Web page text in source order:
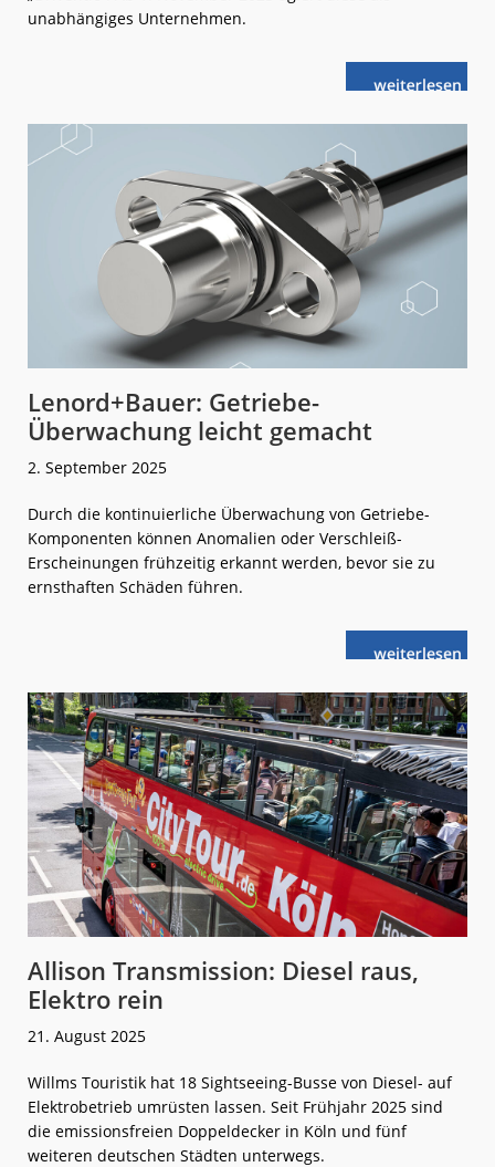
unabhängiges Unternehmen.
weiterlese
nBusworld:
Voith-
Marke
Lenord+Bauer: Getriebe-
Überwachung leicht gemacht
2. September 2025
Durch die kontinuierliche Überwachung von Getriebe-
Komponenten können Anomalien oder Verschleiß-
Erscheinungen frühzeitig erkannt werden, bevor sie zu
ernsthaften Schäden führen.
weiterlese
n
gemacht
Allison Transmission: Diesel raus,
Elektro rein
21. August 2025
Willms Touristik hat 18 Sightseeing-Busse von Diesel- auf
Elektrobetrieb umrüsten lassen. Seit Frühjahr 2025 sind
die emissionsfreien Doppeldecker in Köln und fünf
weiteren deutschen Städten unterwegs.